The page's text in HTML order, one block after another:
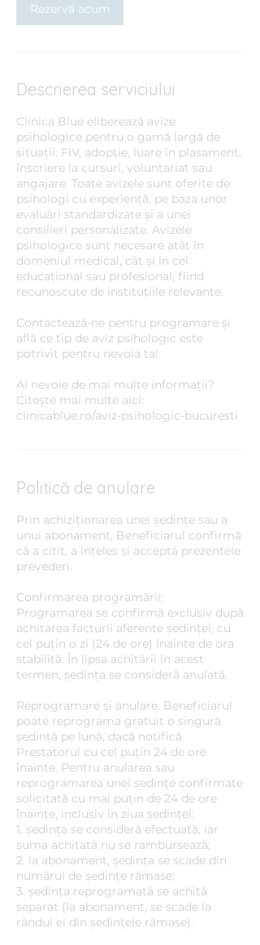
Rezervă acum
Descrierea serviciului
Clinica Blue eliberează avize
psihologice pentru o gamă largă de
situații: FIV, adopție, luare în plasament,
înscriere la cursuri, voluntariat sau
angajare. Toate avizele sunt oferite de
psihologi cu experiență, pe baza unor
evaluări standardizate și a unei
consilieri personalizate. Avizele
psihologice sunt necesare atât în
domeniul medical, cât și în cel
educațional sau profesional, fiind
recunoscute de instituțiile relevante.
Contactează-ne pentru programare și
află ce tip de aviz psihologic este
potrivit pentru nevoia ta!
Ai nevoie de mai multe informații?
Citește mai multe aici:
clinicablue.ro/aviz-psihologic-bucuresti
Politică de anulare
Prin achiziționarea unei ședințe sau a
unui abonament, Beneficiarul confirmă
că a citit, a înțeles și acceptă prezentele
prevederi.
Confirmarea programării:
Programarea se confirmă exclusiv după
achitarea facturii aferente ședinței, cu
cel puțin o zi (24 de ore) înainte de ora
stabilită. În lipsa achitării în acest
termen, ședința se consideră anulată.
Reprogramare și anulare. Beneficiarul
poate reprograma gratuit o singură
ședință pe lună, dacă notifică
Prestatorul cu cel puțin 24 de ore
înainte. Pentru anularea sau
reprogramarea unei ședințe confirmate
solicitată cu mai puțin de 24 de ore
înainte, inclusiv în ziua ședinței:
1. ședința se consideră efectuată, iar
suma achitată nu se rambursează;
2. la abonament, ședința se scade din
numărul de ședințe rămase;
3. ședința reprogramată se achită
separat (la abonament, se scade la
rândul ei din ședințele rămase).